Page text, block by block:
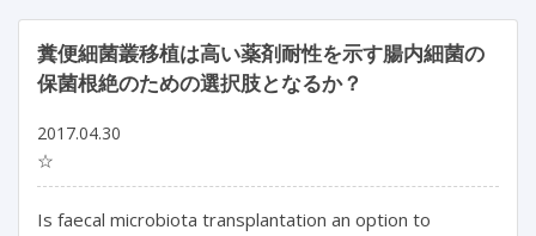
糞便細菌叢移植は高い薬剤耐性を示す腸内細菌の
保菌根絶のための選択肢となるか？
2017.04.30
☆
Is faecal microbiota transplantation an option to